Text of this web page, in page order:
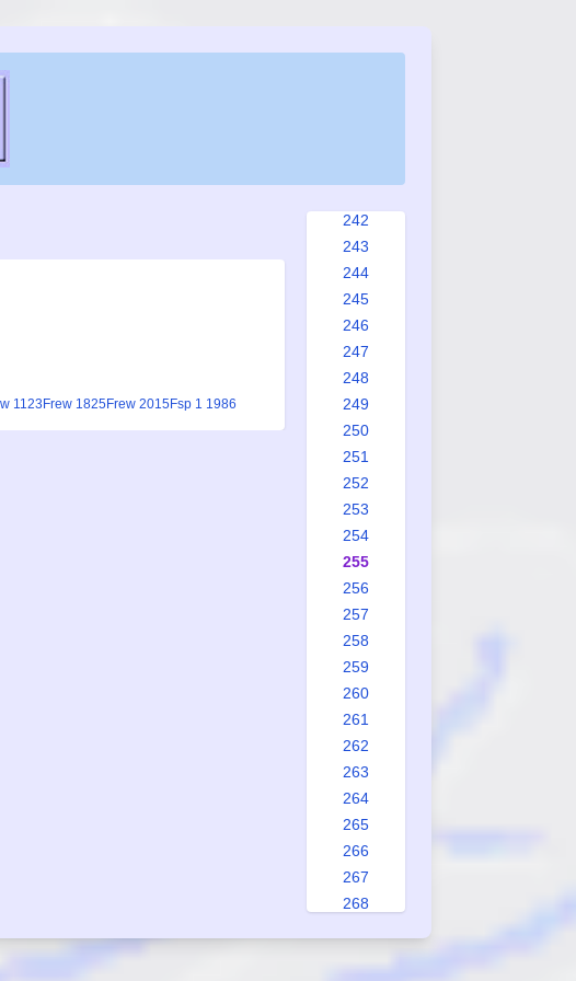
1123 Frew 1825Frew 2015Fsp 1 1986
242
243
244
245
246
247
248
249
250
251
252
253
254
255
256
257
258
259
260
261
262
263
264
265
266
267
268